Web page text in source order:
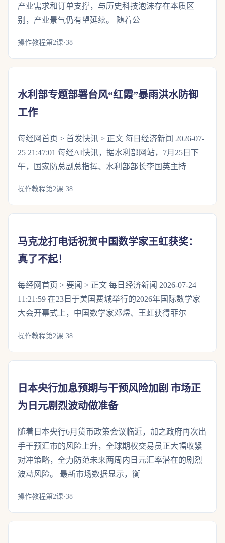
产业需求和订单支撑，与历史科技泡沫存在本质区
别，产业景气仍有望延续。 随着公
操作教程第2课·38
水利部专题部署台风“红霞”暴雨洪水防御
工作
每经网首页 > 首发快讯 > 正文 每日经济新闻 2026-07-
25 21:47:01 每经AI快讯，据水利部网站，7月25日下
午，国家防总副总指挥、水利部部长李国英主持
操作教程第2课·38
马克龙打电话祝贺中国数学家王虹获奖：
真了不起！
每经网首页 > 要闻 > 正文 每日经济新闻 2026-07-24
11:21:59 在23日于美国费城举行的2026年国际数学家
大会开幕式上，中国数学家邓煜、王虹获得菲尔
操作教程第2课·38
日本央行加息预期与干预风险加剧 市场正
为日元剧烈波动做准备
随着日本央行6月货币政策会议临近，加之政府再次出
手干预汇市的风险上升，全球期权交易员正大幅收紧
对冲策略，全力防范未来两周内日元汇率潜在的剧烈
波动风险。 最新市场数据显示，衡
操作教程第2课·38